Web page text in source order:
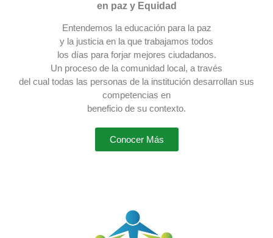
en paz y Equidad
Entendemos la educación para la paz
y la justicia en la que trabajamos todos
los días para forjar mejores ciudadanos.
Un proceso de la comunidad local, a través
del cual todas las personas de la institución desarrollan sus
competencias en
beneficio de su contexto.
Conocer Más